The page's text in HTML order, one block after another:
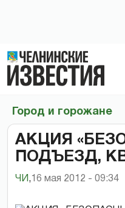
Город и горожане
АКЦИЯ
ПОДЪЕЗД,
ЧИ , 16 мая 2012 - 09:34